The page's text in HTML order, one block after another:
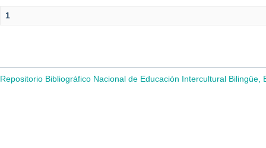
1
Repositorio Bibliográfico Nacional de Educación Intercultural